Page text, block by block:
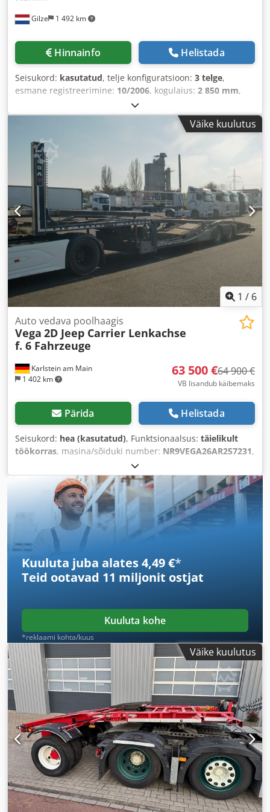
Gilze 1 492 km
Hinnainfo Helistada
Seisukord: kasutatud, telje konfiguratsioon: 3 telge,
esmane registreerimine: 10/2006, kogulaius: 2 850 mm,
, rehvi suurus:
Ehitusaasta:2006, Varustus:ABS,
Väike kuulutus
1 / 6
Karlstein am Main
1 402 km
Auto vedava poolhaagis
Vega 2D Jeep Carrier Lenkachse
f. 6 Fahrzeuge
63 500 €64 900 €
VB lisandub käibemaks
Pärida Helistada
Seisukord: hea (kasutatud), Funktsionaalsus: täielikult
töökorras, masina/sõiduki number: NR9VEGA26AR257231,
, maksimaalne kandevõime:
kogumass:38 000 kg, telje konfiguratsioon:2 teljed,
lubatud teljekoormus (tels 1):10 000 kg
, lubatud
teljekoormus (töö 2):10 000 kg , esmane registreerimine:
01/2025
, järgmine ülevaatus (TÜV):02/2027, laadimisruumi
pikkus:13 600 mm , laadimisruumi laius:
vedrustus:
, rehvi suurus:
seisukord:
hall, haagise pidur:piduritega haagis , Ehitusaasta:
Varustus:ABS,
Kuuluta juba alates 4,49 €*
Teid ootavad 11 miljonit ostjat
Kuuluta kohe
*reklaami kohta/kuus
Väike kuulutus